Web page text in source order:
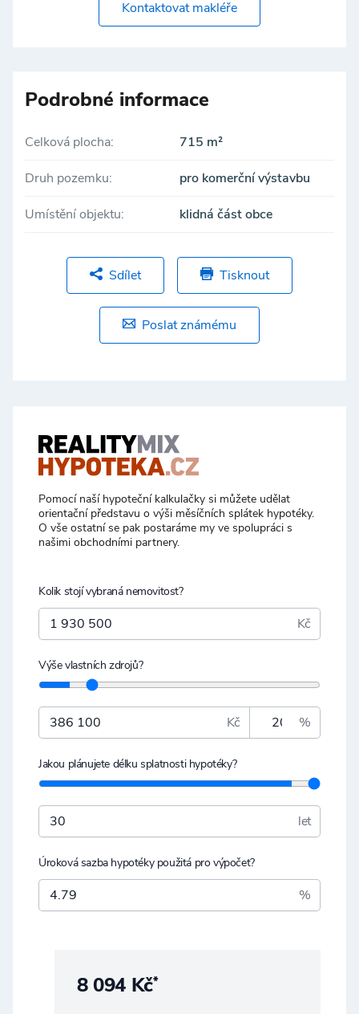
Kontaktovat makléře
Podrobné informace
Celková plocha: 715 m²
Druh pozemku: pro komerční výstavbu
Umístění objektu: klidná část obce
Sdílet Tisknout
Poslat známému
Pomocí naší hypoteční kalkulačky si můžete udělat
orientační představu o výši měsíčních splátek hypotéky.
O vše ostatní se pak postaráme my ve spolupráci s
našimi obchodními partnery.
Kolik stojí vybraná nemovitost?
Kč
Výše vlastních zdrojů?
Kč %
Jakou plánujete délku splatnosti hypotéky?
let
Úroková sazba hypotéky použitá pro výpočet?
%
8 094 Kč*